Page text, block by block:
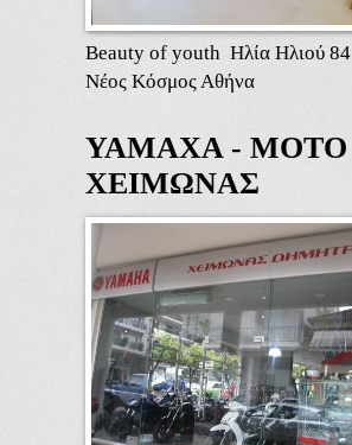
Beauty of youth Ηλία Ηλιού 84
Νέος Κόσμος Αθήνα
ΥΑΜΑΧΑ - ΜΟΤΟ
ΧΕΙΜΩΝΑΣ